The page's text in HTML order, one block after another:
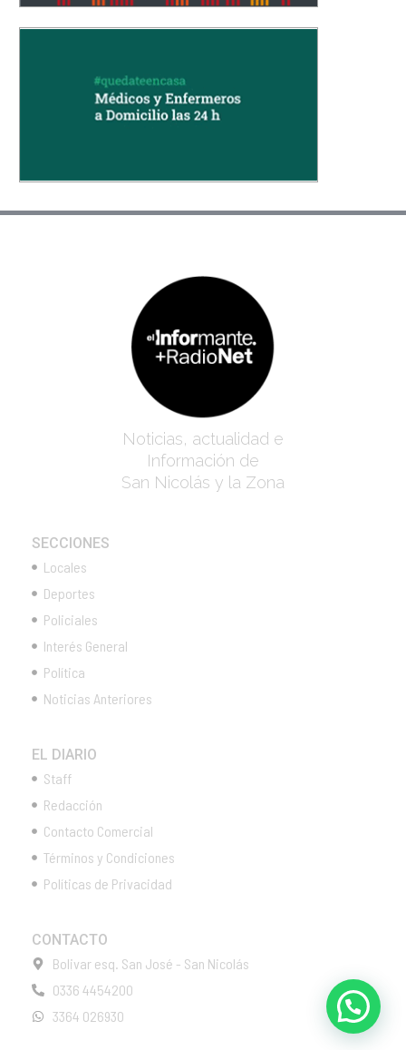
Noticias, actualidad e
Información de
San Nicolás y la Zona
SECCIONES
Locales
Deportes
Policiales
Interés General
Política
Noticias Anteriores
EL DIARIO
Staff
Redacción
Contacto Comercial
Términos y Condiciones
Políticas de Privacidad
CONTACTO
Bolivar esq. San José - San Nicolás
0336 4454200
3364 026930